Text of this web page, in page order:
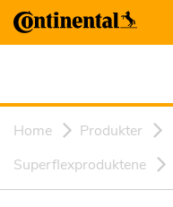
Home Produkter
Superflexproduktene